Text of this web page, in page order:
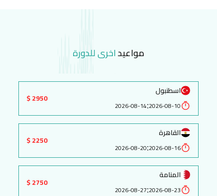
مواعيداخرى للدورة
اسطنبول
2026-08-10
:
2026-08-14
2950 $
القاهرة
2026-08-16
:
2026-08-20
2250 $
المنامة
2026-08-23
:
2026-08-27
2750 $